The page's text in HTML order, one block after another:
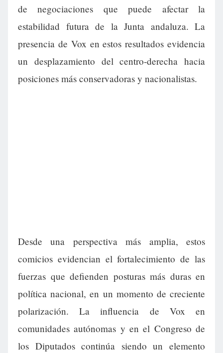
de negociaciones que puede afectar la
estabilidad futura de la Junta andaluza. La
presencia de Vox en estos resultados evidencia
un desplazamiento del centro-derecha hacia
posiciones más conservadoras y nacionalistas.
Desde una perspectiva más amplia, estos
comicios evidencian el fortalecimiento de las
fuerzas que defienden posturas más duras en
política nacional, en un momento de creciente
polarización. La influencia de Vox en
comunidades autónomas y en el Congreso de
los Diputados continúa siendo un elemento